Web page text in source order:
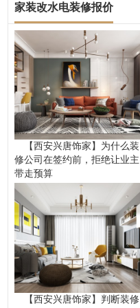
家装改水电装修报价
【西安兴唐饰家】为什么装
修公司在签约前，拒绝让业主
带走预算
【西安兴唐饰家】判断装修